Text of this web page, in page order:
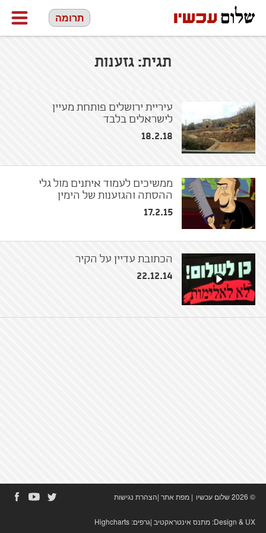
תרומה
תגית: גזענות
עיריית ירושלים פותחת מעיין
לישראלים בלבד
18.2.18
ממשיכים לעמוד איתנים מול גלי
ההסתה והגזענות של הימין
17.2.15
הכתובת עדיין על הקיר
22.12.14
© 2026 שלום עכשיו | מפת אתר|הצהרת נגישות
Design & UX: מתנס אינטראקטיב|גרפים: Highcharts